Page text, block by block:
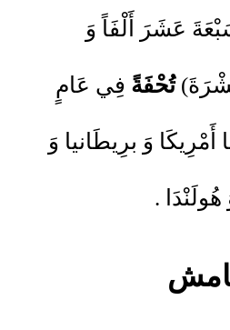
(سَبْعَةَ عَشَرَ أَلْفَاً وَ
تُحْفَةً فِي عَامٍ
وَ برِيطَانيا وَ
هُولَنْدَا .